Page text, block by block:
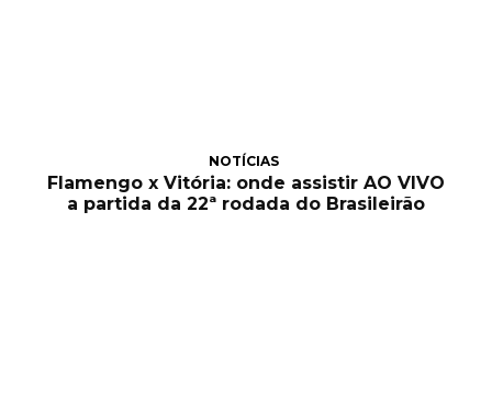
NOTÍCIAS
Flamengo x Vitória: onde assistir AO VIVO
a partida da 22ª rodada do Brasileirão